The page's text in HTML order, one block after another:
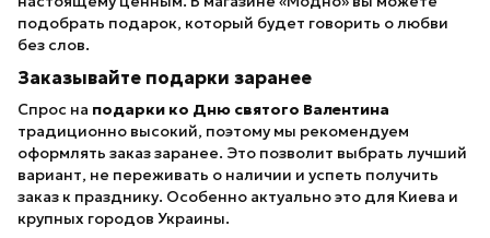
подобрать подарок, который будет говорить о любви
без слов.
Заказывайте подарки заранее
Спрос на подарки ко Дню святого Валентина
традиционно высокий, поэтому мы рекомендуем
оформлять заказ заранее. Это позволит выбрать лучший
вариант, не переживать о наличии и успеть получить
заказ к празднику. Особенно актуально это для Киева и
крупных городов Украины.